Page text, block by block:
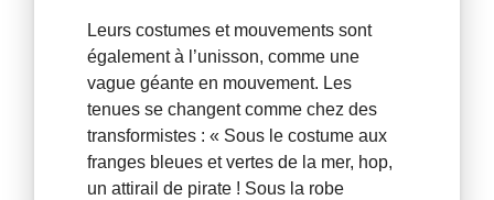
Leurs costumes et mouvements sont
également à l’unisson, comme une
vague géante en mouvement. Les
tenues se changent comme chez des
transformistes : « Sous le costume aux
franges bleues et vertes de la mer, hop,
un attirail de pirate ! Sous la robe